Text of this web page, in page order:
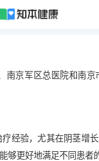
南京军区总医院和南
经验，尤其在阴茎增
够更好地满足不同患者